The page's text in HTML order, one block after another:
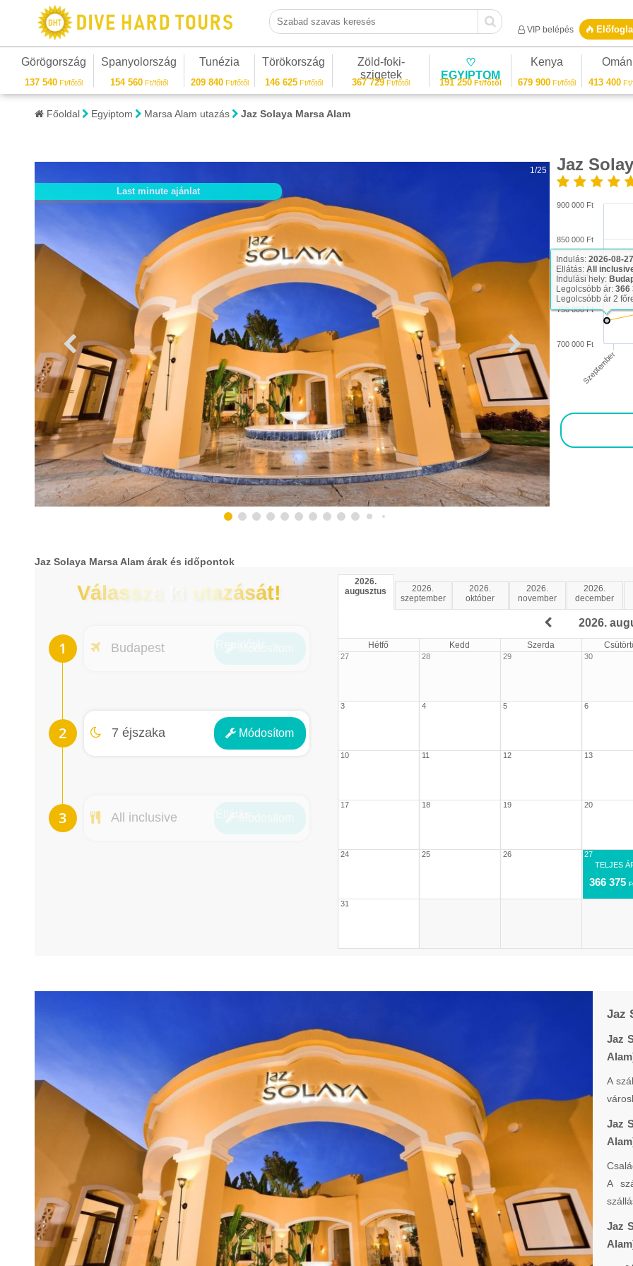
Szabad szavas keresés
VIP belépés
Görögország
137 540 Ft/főtől
Spanyolország
154 560Ft/főtől
Tunézia
209 840Ft/főtől
Törökország
146 625Ft/főtől
Zöld-foki-
szigetek
367 729 Ft/főtől
♡
EGYIPTOM
191 250Ft/főtől
Kenya
679 900Ft/főtől
Omán
413 400Ft/
Főoldal Egyiptom Marsa Alam utazás Jaz Solaya Marsa Alam
Jaz
Szeptember
700 000 Ft
750 000 Ft
800 000 Ft
850 000 Ft
900 000 Ft
Indulás:2026-08-
Ellátás:All
Indulási hely:
Legolcsóbb ár:366
Legolcsóbb ár 2
1/25
Last minute ajánlat
Jaz Solaya Marsa Alam árak és időpontok
Válassza ki utazását!
Budapest
7 éjszaka Módosítom
Éjszakák
All inclusive
2026.
augusztus
2026.
szeptember
2026.
október
2026.
november
2026.
december
2026.
Hétfő Kedd Szerda
27 28 29 30
3 4 5 6
10 11 12 13
17 18 19 20
24 25 26
27
TELJES
366 375
31
Jaz
Jaz
A
Jaz
A
Jaz